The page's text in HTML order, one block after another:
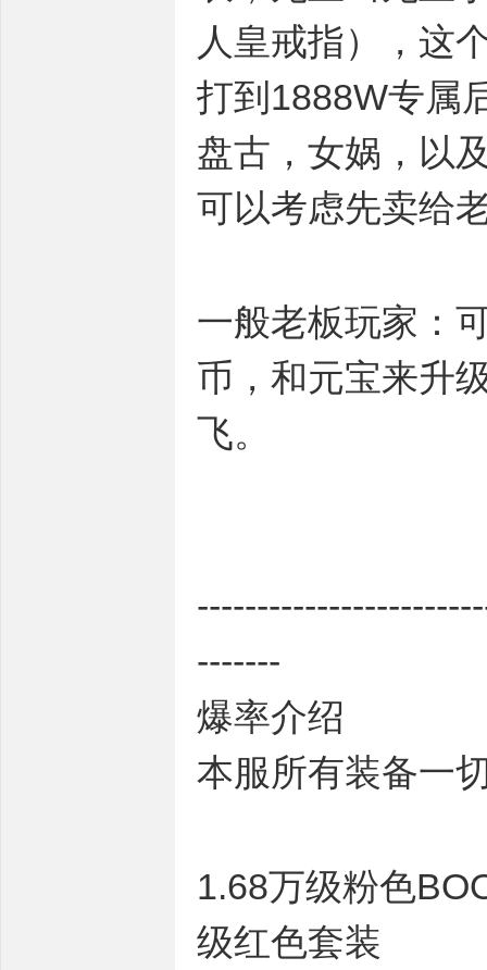
人皇戒指），这
打到1888W专属
盘古，女娲，以
可以考虑先卖给
一般老板玩家：
币，和元宝来升
飞。
-------
爆率介绍
本服所有装备一
1.68万级粉色
级红色套装